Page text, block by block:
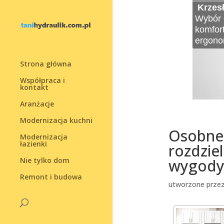
Strona główna
Współpraca i
kontakt
Aranżacje
Modernizacja kuchni
Modernizacja
łazienki
Nie tylko dom
Remont i budowa
Wybór
Rolety
który
Rolety
który
Wybór
unosi
utworzone przez